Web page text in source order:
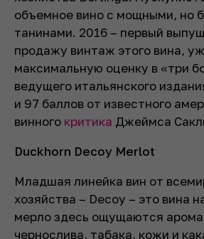
объемное вино с мощными, но
танинами. 2016 – первый
продажу винтаж этого вина,
максимальную оценку в «три
ведущего итальянского
и 97 баллов от известного
винного критика Джеймса
Duckhorn Decoy Merlot
Младшая линейка вин от
хозяйства – Decoy – это вина
мерло здесь ощущаются
чернослива, табака, кожи и